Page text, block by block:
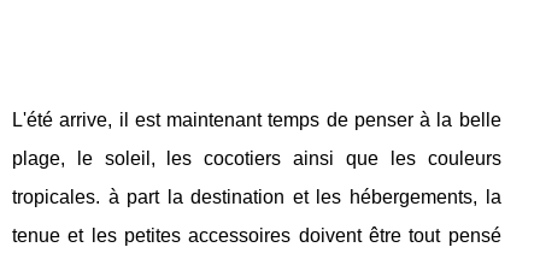
L'été arrive, il est maintenant temps de penser à la belle
plage, le soleil, les cocotiers ainsi que les couleurs
tropicales. à part la destination et les hébergements, la
tenue et les petites accessoires doivent être tout pensé